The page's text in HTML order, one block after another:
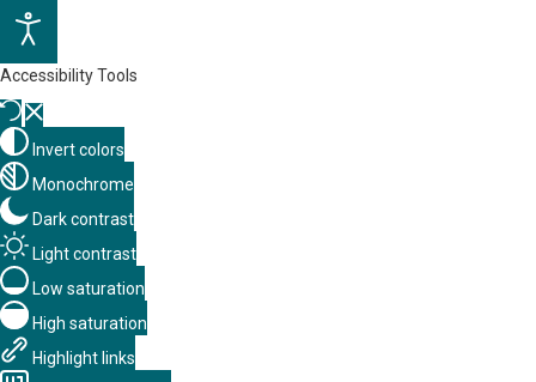
Accessibility Tools
Invert colors
Monochrome
Dark contrast
Light contrast
Low saturation
High saturation
Highlight links